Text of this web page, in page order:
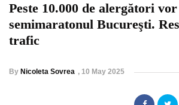
Peste 10.000 de alergători
semimaratonul Bucureşti.
trafic
By Nicoleta Sovrea , 10 May 2025